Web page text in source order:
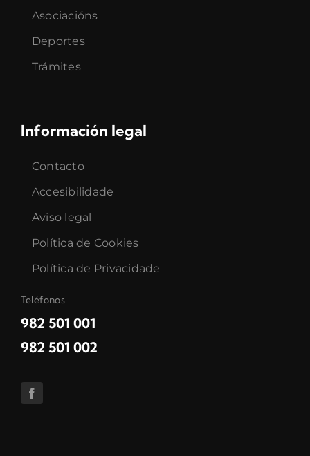
Asociacións
Deportes
Trámites
Información legal
Contacto
Accesibilidade
Aviso legal
Política de Cookies
Política de Privacidade
Teléfonos
982 501 001
982 501 002